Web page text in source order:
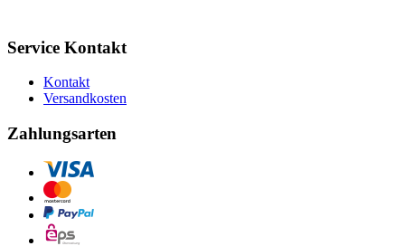
Service Kontakt
Kontakt
Versandkosten
Zahlungsarten